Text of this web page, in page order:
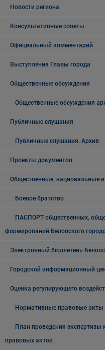
Новости региона
Консультативные советы
Официальный комментарий
Выступления Главы города
Общественные обсуждения
Общественные обсуждения
Публичные слушания
Публичные слушания. Архив
Проекты документов
Общественные, национальные и
Боевое братство
ПАСПОРТ общественных,
формирований Беловского
Электронный бюллетень
Городской информационный
Оценка регулирующего
Нормативные правовые
План проведения
правовых актов